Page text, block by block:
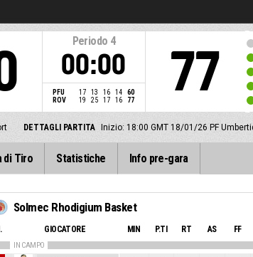
Periodo 4
00:00
PFU 17 13 16 14
60
ROV
19 25 17 16 77 77
DETTAGLI PARTITA Inizio: 18:00 GMT 18/01/26 PF
di Tiro Statistiche Info pre-gara
Solmec Rhodigium Basket
GIOCATORE MIN P.TI RT AS FF
IN CAMPO